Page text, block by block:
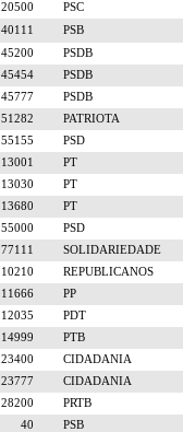
20500
PSC
40111
PSB
45200
PSDB
45454
PSDB
45777
PSDB
51282
PATRIOTA
55155
PSD
13001
PT
13030
PT
13680
PT
55000
PSD
77111
SOLIDARIEDADE
10210
REPUBLICANOS
11666
PP
12035
PDT
14999
PTB
23400
CIDADANIA
23777
CIDADANIA
28200
PRTB
40
PSB